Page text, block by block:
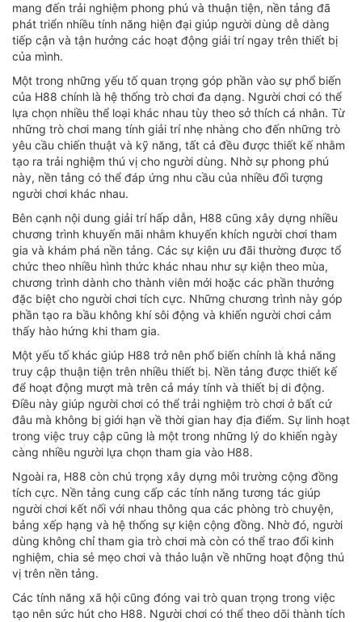
mang đến trải nghiệm phong phú và thuận tiện, nền tảng đã
phát triển nhiều tính năng hiện đại giúp người dùng dễ dàng
tiếp cận và tận hưởng các hoạt động giải trí ngay trên thiết bị
của mình.
Một trong những yếu tố quan trọng góp phần vào sự phổ biến
của H88 chính là hệ thống trò chơi đa dạng. Người chơi có thể
lựa chọn nhiều thể loại khác nhau tùy theo sở thích cá nhân. Từ
những trò chơi mang tính giải trí nhẹ nhàng cho đến những trò
yêu cầu chiến thuật và kỹ năng, tất cả đều được thiết kế nhằm
tạo ra trải nghiệm thú vị cho người dùng. Nhờ sự phong phú
này, nền tảng có thể đáp ứng nhu cầu của nhiều đối tượng
người chơi khác nhau.
Bên cạnh nội dung giải trí hấp dẫn, H88 cũng xây dựng nhiều
chương trình khuyến mãi nhằm khuyến khích người chơi tham
gia và khám phá nền tảng. Các sự kiện ưu đãi thường được tổ
chức theo nhiều hình thức khác nhau như sự kiện theo mùa,
chương trình dành cho thành viên mới hoặc các phần thưởng
đặc biệt cho người chơi tích cực. Những chương trình này góp
phần tạo ra bầu không khí sôi động và khiến người chơi cảm
thấy hào hứng khi tham gia.
Một yếu tố khác giúp H88 trở nên phổ biến chính là khả năng
truy cập thuận tiện trên nhiều thiết bị. Nền tảng được thiết kế
để hoạt động mượt mà trên cả máy tính và thiết bị di động.
Điều này giúp người chơi có thể trải nghiệm trò chơi ở bất cứ
đâu mà không bị giới hạn về thời gian hay địa điểm. Sự linh hoạt
trong việc truy cập cũng là một trong những lý do khiến ngày
càng nhiều người lựa chọn tham gia vào H88.
Ngoài ra, H88 còn chú trọng xây dựng môi trường cộng đồng
tích cực. Nền tảng cung cấp các tính năng tương tác giúp
người chơi kết nối với nhau thông qua các phòng trò chuyện,
bảng xếp hạng và hệ thống sự kiện cộng đồng. Nhờ đó, người
dùng không chỉ tham gia trò chơi mà còn có thể trao đổi kinh
nghiệm, chia sẻ mẹo chơi và thảo luận về những hoạt động thú
vị trên nền tảng.
Các tính năng xã hội cũng đóng vai trò quan trọng trong việc
tạo nên sức hút cho H88. Người chơi có thể theo dõi thành tích